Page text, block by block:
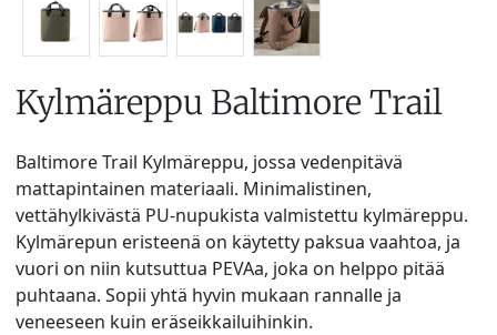
Kylmäreppu Baltimore Trail
Baltimore Trail Kylmäreppu, jossa vedenpitävä
mattapintainen materiaali. Minimalistinen,
vettähylkivästä PU-nupukista valmistettu kylmäreppu.
Kylmärepun eristeenä on käytetty paksua vaahtoa, ja
vuori on niin kutsuttua PEVAa, joka on helppo pitää
puhtaana. Sopii yhtä hyvin mukaan rannalle ja
veneeseen kuin eräseikkailuihinkin.